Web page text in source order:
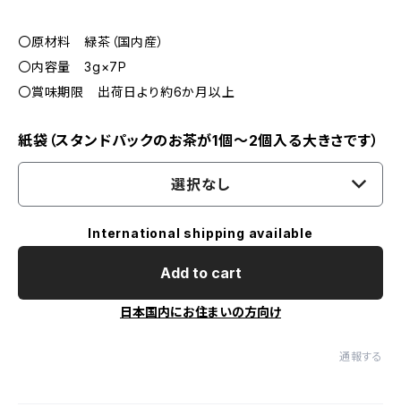
〇原材料 緑茶（国内産）
〇内容量 3g×7P
〇賞味期限 出荷日より約6か月以上
紙袋（スタンドパックのお茶が1個～2個入る大きさです）
選択なし
International shipping available
Add to cart
日本国内にお住まいの方向け
通報する